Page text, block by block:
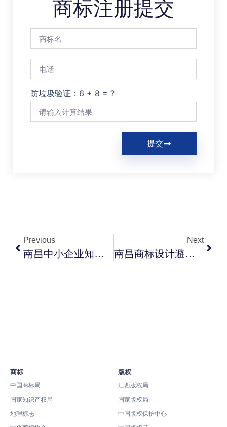
商标注册提交
防垃圾验证：6 + 8 = ?
提交
Previous
南昌中小企业知识产权三件套：商标+版权+专利的分阶段布局方案
Next
南昌商标设计避坑指南：让品牌商标更易过审的 8 个核心原则
商标
中国商标局
国家知识产权局
地理标志
版权
江西版权局
国家版权局
中国版权保护中心